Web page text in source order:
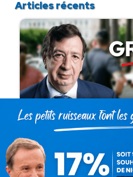
Articles récents
Présomption de légitimité de
armes par les forces de